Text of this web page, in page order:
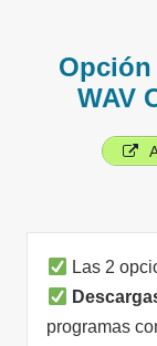
Opción
WAV
Las 2
programas